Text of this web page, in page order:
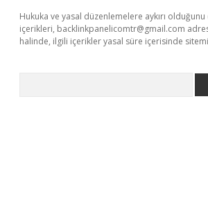
Hukuka ve yasal düzenlemelere aykırı
içerikleri, backlinkpanelicomtr@gmail.com
halinde, ilgili içerikler yasal süre içerisinde